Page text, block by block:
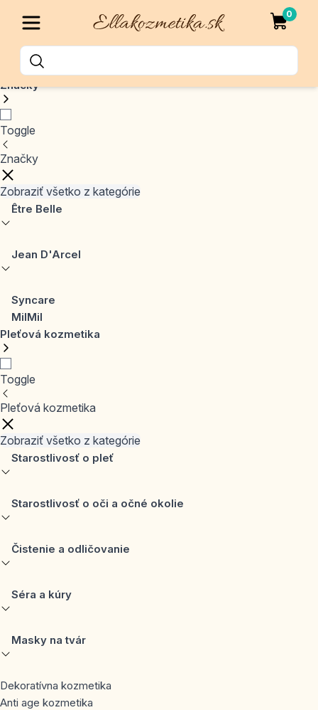
0
Značky
Toggle
Značky
Zobraziť všetko z kategórie
Être Belle
Jean D'Arcel
Syncare
MilMil
Pleťová kozmetika
Toggle
Pleťová kozmetika
Zobraziť všetko z kategórie
Starostlivosť o pleť
Starostlivosť o oči a očné okolie
Čistenie a odličovanie
Séra a kúry
Masky na tvár
Dekoratívna kozmetika
Anti age kozmetika